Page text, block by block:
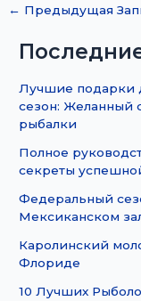
← Предыдущая
Лучшие подарки
сезон: Желанный
рыбалки
Полное
секреты
Федеральный
Мексиканском
Каролинский
Флориде
10 Лучших